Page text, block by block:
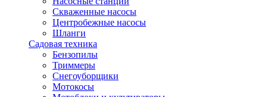
Скваженные насосы
Центробежные насосы
Шланги
Садовая техника
Бензопилы
Триммеры
Снегоуборщики
Мотокосы